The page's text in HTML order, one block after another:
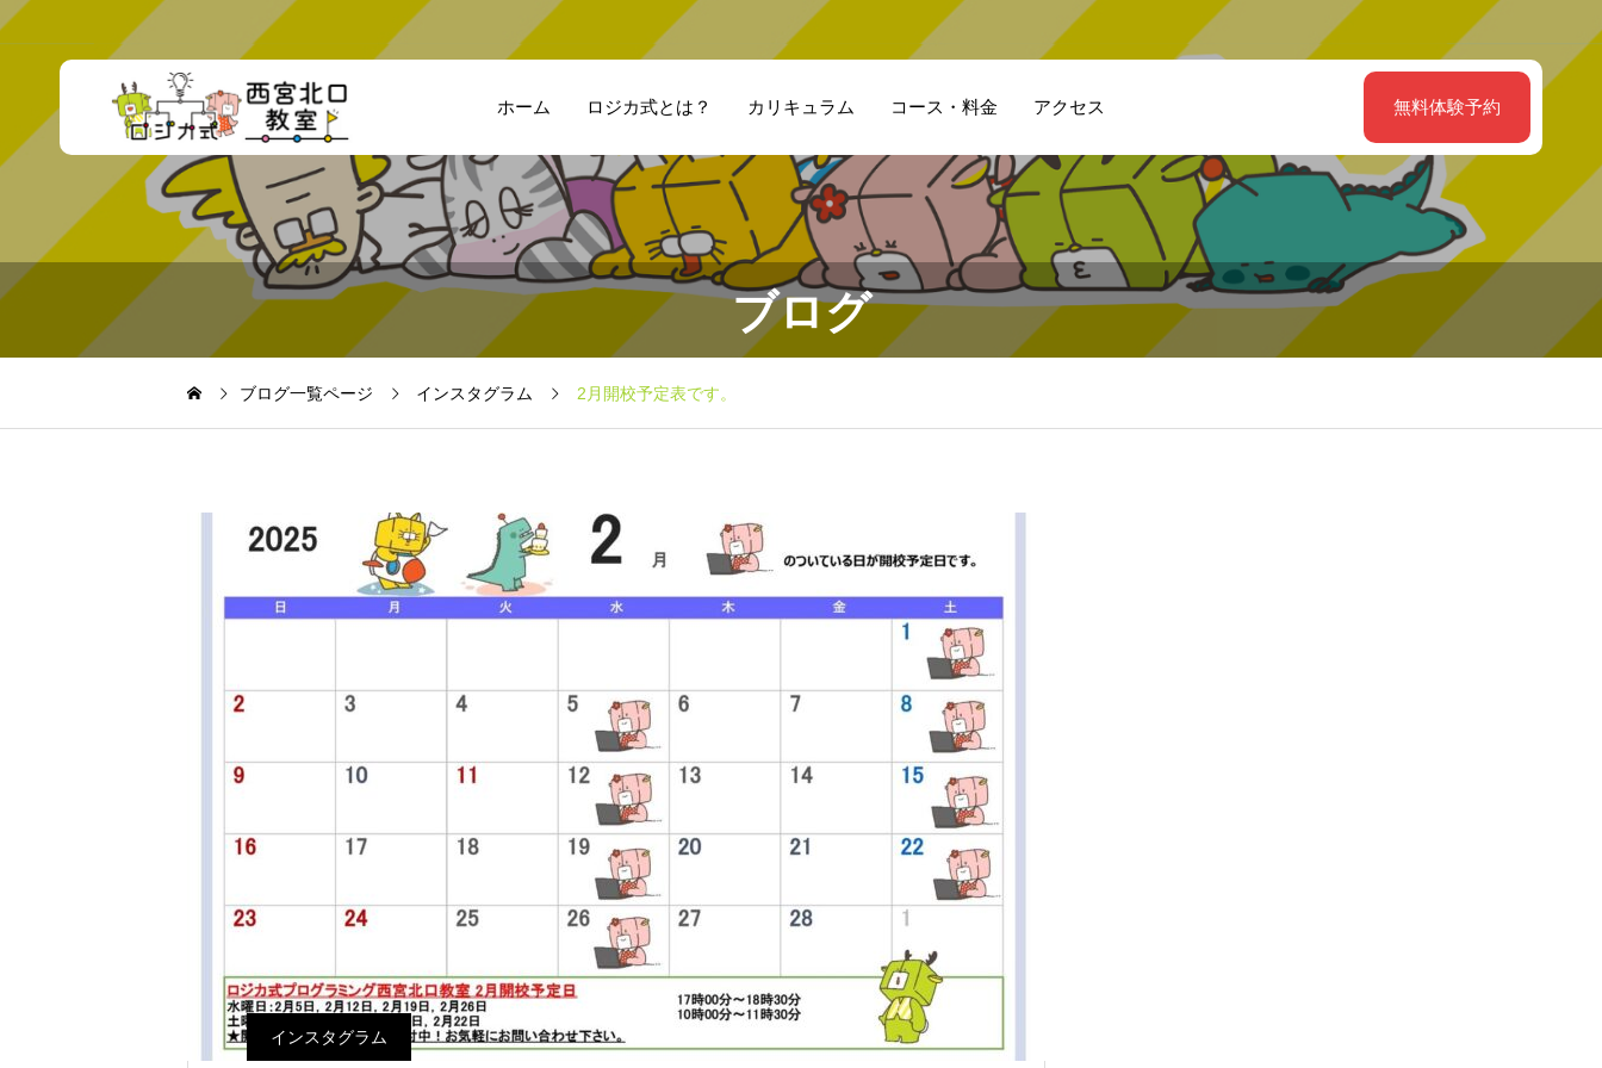
ホーム ロジカ式とは？ カリキュラム コース・料金 アクセス 無料体験予約
ブログ
ブログ一覧ページ インスタグラム 2月開校予定表です。
インスタグラム